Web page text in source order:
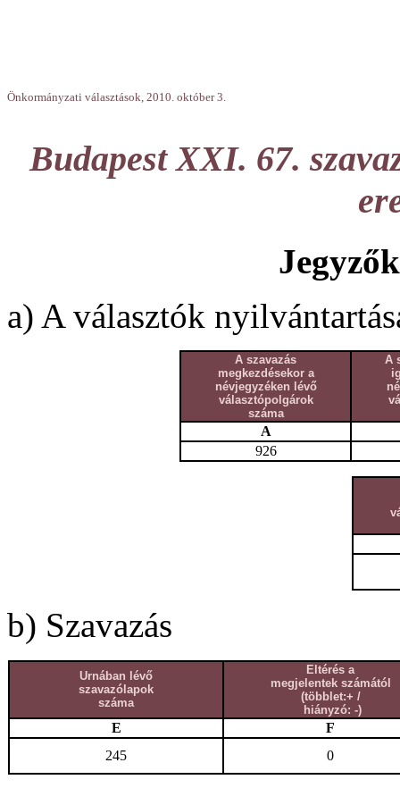
Önkormányzati választások, 2010. október 3.
Budapest XXI. 67.
a) A választók
A szavazás
megkezdésekor a
névjegyzéken lévő
választópolgárok
száma
A
A
926
b) Szavazás
Urnában lévő
szavazólapok
száma
Eltérés a
megjelentek számától
(többlet:+ /
hiányzó: -)
E
F
245
0